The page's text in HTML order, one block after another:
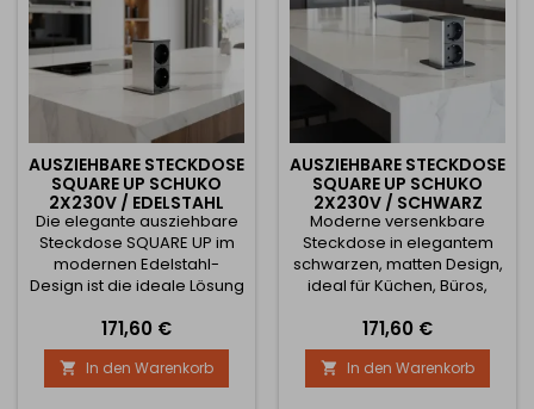
AUSZIEHBARE STECKDOSE
SQUARE UP SCHUKO
2X230V / EDELSTAHL
Die elegante ausziehbare
Steckdose SQUARE UP im
modernen Edelstahl-
Design ist die ideale Lösung
Büros oder
Besprechungsräume. Im
geschlossenen Zustand ist
sie nahezu unsichtbar –
Preis
171,60 €
 In den Warenkorb
AUSZIEHBARE STECKDOSE
SQUARE UP SCHUKO
2X230V / SCHWARZ
MATT
Moderne versenkbare
Steckdose in elegantem
schwarzen, matten Design,
ideal für Küchen, Büros,
Schreibtische. Im
geschlossenen Zustand ist
sie völlig unauffällig, nach
Drücken des oberen Teils
Preis
171,60 €
 In den Warenkorb